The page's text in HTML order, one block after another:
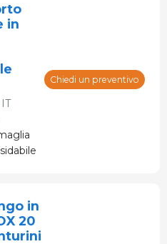
in
Chiedi un preventivo
in
20